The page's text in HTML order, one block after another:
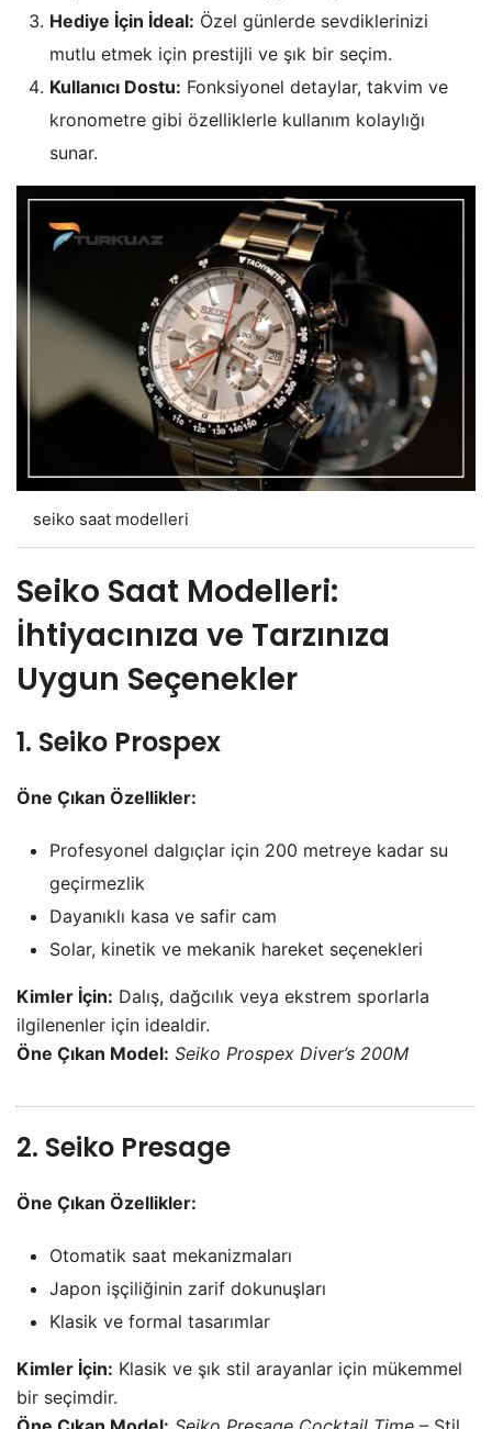
Hediye İçin İdeal: Özel günlerde sevdiklerinizi
mutlu etmek için prestijli ve şık bir seçim.
Kullanıcı Dostu: Fonksiyonel detaylar, takvim ve
kronometre gibi özelliklerle kullanım kolaylığı
sunar.
seiko saat modelleri
Seiko Saat Modelleri:
İhtiyacınıza ve Tarzınıza
Uygun Seçenekler
1. Seiko Prospex
Öne Çıkan Özellikler:
Profesyonel dalgıçlar için 200 metreye kadar su
geçirmezlik
Dayanıklı kasa ve safir cam
Solar, kinetik ve mekanik hareket seçenekleri
Kimler İçin: Dalış, dağcılık veya ekstrem sporlarla
ilgilenenler için idealdir.
Öne Çıkan Model: Seiko Prospex Diver’s 200M
2. Seiko Presage
Öne Çıkan Özellikler:
Otomatik saat mekanizmaları
Japon işçiliğinin zarif dokunuşları
Klasik ve formal tasarımlar
Kimler İçin: Klasik ve şık stil arayanlar için mükemmel
bir seçimdir.